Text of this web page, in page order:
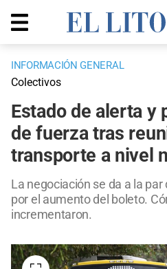
INFORMACIÓN GENERAL
Colectivos
Estado de alerta y
de fuerza tras
transporte a nivel
La negociación se da a la
por el aumento del boleto.
incrementaron.